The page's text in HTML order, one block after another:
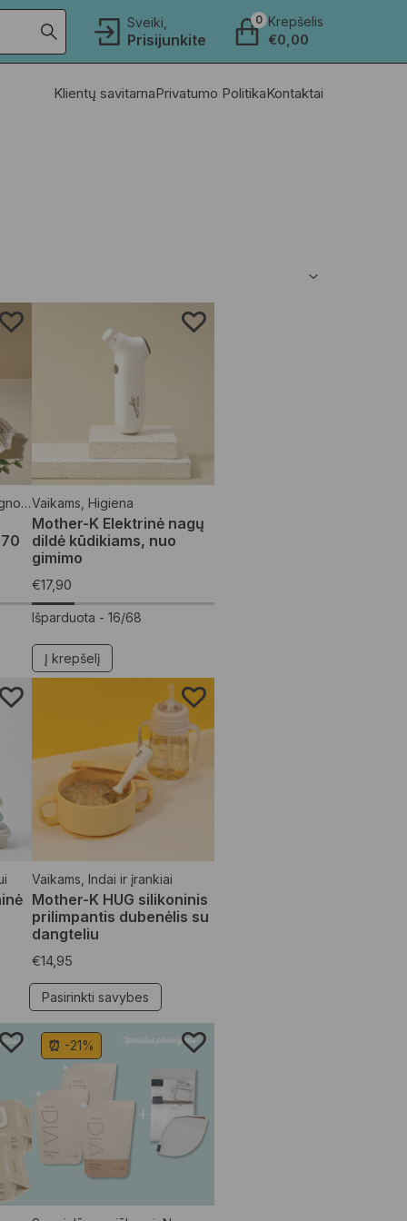
Sveiki,
Prisijunkite
Krepšelis
€0,00
0
Klientų savitarnaPrivatumo PolitikaKontaktai
Vaikams Higiena
Mother-K Elektrinė nagų
dildė kūdikiams, nuo
gimimo
€17,90
Išparduota - 16/68
Į krepšelį
Vaikams Indai ir įrankiai
Mother-K HUG silikoninis
prilimpantis dubenėlis su
dangteliu
€14,95
Pasirinkti savybes
⏰ -21%